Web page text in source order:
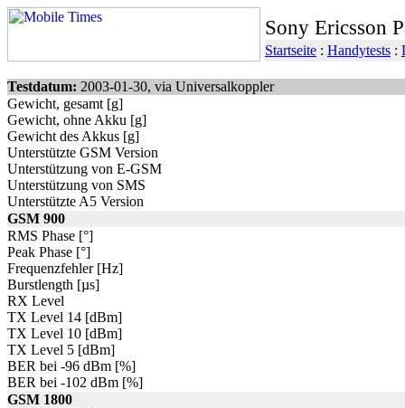
Sony Ericsson
Startseite : Handytests :
Testdatum: 2003-01-30, via Universalkoppler
Gewicht, gesamt [g]
Gewicht, ohne Akku [g]
Gewicht des Akkus [g]
Unterstützte GSM Version
Unterstützung von E-GSM
Unterstützung von SMS
Unterstützte A5 Version
GSM 900
RMS Phase [°]
Peak Phase [°]
Frequenzfehler [Hz]
Burstlength [µs]
RX Level
TX Level 14 [dBm]
TX Level 10 [dBm]
TX Level 5 [dBm]
BER bei -96 dBm [%]
BER bei -102 dBm [%]
GSM 1800